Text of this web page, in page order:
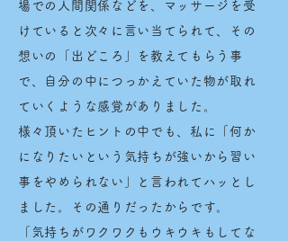
場での人間関係などを、マッサージを受
けていると次々に言い当てられて、その
想いの「出どころ」を教えてもらう事
で、自分の中につっかえていた物が取れ
ていくような感覚がありました。
様々頂いたヒントの中でも、私に「何か
になりたいという気持ちが強いから習い
事をやめられない」と言われてハッとし
ました。その通りだったからです。
「気持ちがワクワクもウキウキもしてな